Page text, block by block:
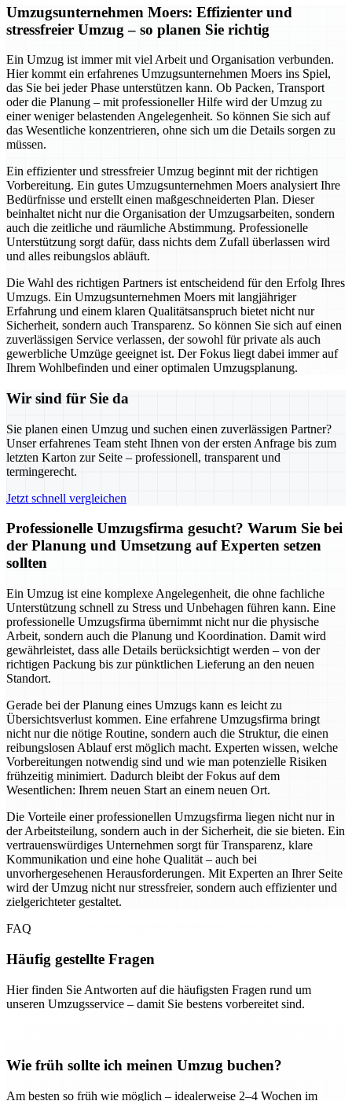
Umzugsunternehmen Moers: Effizienter und
stressfreier Umzug – so planen Sie richtig
Ein Umzug ist immer mit viel Arbeit und Organisation verbunden.
Hier kommt ein erfahrenes Umzugsunternehmen Moers ins Spiel,
das Sie bei jeder Phase unterstützen kann. Ob Packen, Transport
oder die Planung – mit professioneller Hilfe wird der Umzug zu
einer weniger belastenden Angelegenheit. So können Sie sich auf
das Wesentliche konzentrieren, ohne sich um die Details sorgen zu
müssen.
Ein effizienter und stressfreier Umzug beginnt mit der richtigen
Vorbereitung. Ein gutes Umzugsunternehmen Moers analysiert Ihre
Bedürfnisse und erstellt einen maßgeschneiderten Plan. Dieser
beinhaltet nicht nur die Organisation der Umzugsarbeiten, sondern
auch die zeitliche und räumliche Abstimmung. Professionelle
Unterstützung sorgt dafür, dass nichts dem Zufall überlassen wird
und alles reibungslos abläuft.
Die Wahl des richtigen Partners ist entscheidend für den Erfolg Ihres
Umzugs. Ein Umzugsunternehmen Moers mit langjähriger
Erfahrung und einem klaren Qualitätsanspruch bietet nicht nur
Sicherheit, sondern auch Transparenz. So können Sie sich auf einen
zuverlässigen Service verlassen, der sowohl für private als auch
gewerbliche Umzüge geeignet ist. Der Fokus liegt dabei immer auf
Ihrem Wohlbefinden und einer optimalen Umzugsplanung.
Wir sind für Sie da
Sie planen einen Umzug und suchen einen zuverlässigen Partner?
Unser erfahrenes Team steht Ihnen von der ersten Anfrage bis zum
letzten Karton zur Seite – professionell, transparent und
termingerecht.
Jetzt schnell vergleichen
Professionelle Umzugsfirma gesucht? Warum Sie bei
der Planung und Umsetzung auf Experten setzen
sollten
Ein Umzug ist eine komplexe Angelegenheit, die ohne fachliche
Unterstützung schnell zu Stress und Unbehagen führen kann. Eine
professionelle Umzugsfirma übernimmt nicht nur die physische
Arbeit, sondern auch die Planung und Koordination. Damit wird
gewährleistet, dass alle Details berücksichtigt werden – von der
richtigen Packung bis zur pünktlichen Lieferung an den neuen
Standort.
Gerade bei der Planung eines Umzugs kann es leicht zu
Übersichtsverlust kommen. Eine erfahrene Umzugsfirma bringt
nicht nur die nötige Routine, sondern auch die Struktur, die einen
reibungslosen Ablauf erst möglich macht. Experten wissen, welche
Vorbereitungen notwendig sind und wie man potenzielle Risiken
frühzeitig minimiert. Dadurch bleibt der Fokus auf dem
Wesentlichen: Ihrem neuen Start an einem neuen Ort.
Die Vorteile einer professionellen Umzugsfirma liegen nicht nur in
der Arbeitsteilung, sondern auch in der Sicherheit, die sie bieten. Ein
vertrauenswürdiges Unternehmen sorgt für Transparenz, klare
Kommunikation und eine hohe Qualität – auch bei
unvorhergesehenen Herausforderungen. Mit Experten an Ihrer Seite
wird der Umzug nicht nur stressfreier, sondern auch effizienter und
zielgerichteter gestaltet.
FAQ
Häufig gestellte Fragen
Hier finden Sie Antworten auf die häufigsten Fragen rund um
unseren Umzugsservice – damit Sie bestens vorbereitet sind.
Wie früh sollte ich meinen Umzug buchen?
Am besten so früh wie möglich – idealerweise 2–4 Wochen im